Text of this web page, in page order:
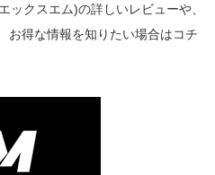
ックスエム)の詳しいレビューや、
お得な情報を知りたい場合はコチ